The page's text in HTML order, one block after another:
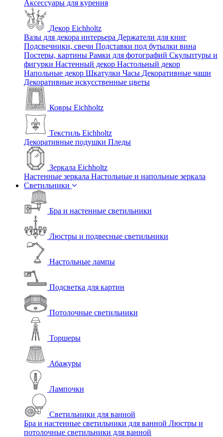
Аксессуары для курения
Декор Eichholtz
Вазы для декора интерьера Держатели для книг
Подсвечники, свечи Подставки под бутылки вина
Постеры, картины Рамки для фотографий Скульптуры и
фигурки Настенный декор Настольный декор
Напольные декор Шкатулки Часы Декоративные чаши
Декоративные искусственные цветы
Ковры Eichholtz
Текстиль Eichholtz
Декоративные подушки Пледы
Зеркала Eichholtz
Настенные зеркала Настольные и напольные зеркала
Светильники
Бра и настенные светильники
Люстры и подвесные светильники
Настольные лампы
Подсветка для картин
Потолочные светильники
Торшеры
Абажуры
Лампочки
Светильники для ванной
Бра и настенные светильники для ванной Люстры и
потолочные светильники для ванной